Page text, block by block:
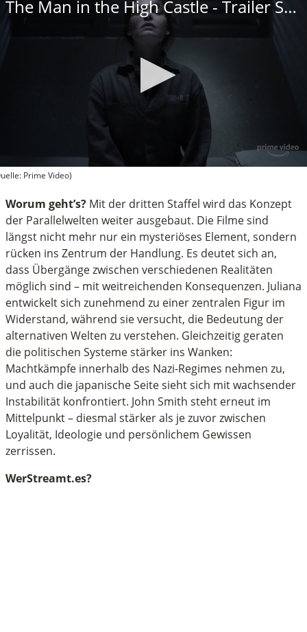
The Man in the High Castle - Trailer Staffel 3
Prime Video)
Worum geht’s? Mit der dritten Staffel wird das Konzept
der Parallelwelten weiter ausgebaut. Die Filme sind
längst nicht mehr nur ein mysteriöses Element, sondern
rücken ins Zentrum der Handlung. Es deutet sich an,
dass Übergänge zwischen verschiedenen Realitäten
möglich sind – mit weitreichenden Konsequenzen. Juliana
entwickelt sich zunehmend zu einer zentralen Figur im
Widerstand, während sie versucht, die Bedeutung der
alternativen Welten zu verstehen. Gleichzeitig geraten
die politischen Systeme stärker ins Wanken:
Machtkämpfe innerhalb des Nazi-Regimes nehmen zu,
und auch die japanische Seite sieht sich mit wachsender
Instabilität konfrontiert. John Smith steht erneut im
Mittelpunkt – diesmal stärker als je zuvor zwischen
Loyalität, Ideologie und persönlichem Gewissen
zerrissen.
WerStreamt.es?